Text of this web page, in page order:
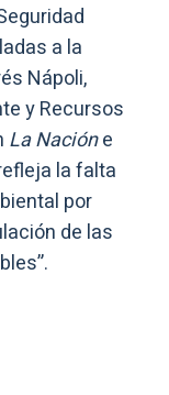
a la
Nápoli,
y Recursos
La Nacióne
la falta
por
de las